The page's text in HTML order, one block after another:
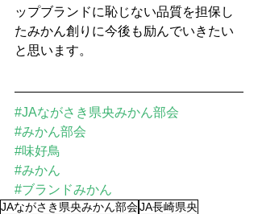
ップブランドに恥じない品質を担保し
たみかん創りに今後も励んでいきたい
と思います。
#JAながさき県央みかん部会
#みかん部会
#味好鳥
#みかん
#ブランドみかん
JAながさき県央みかん部会JA長崎県央